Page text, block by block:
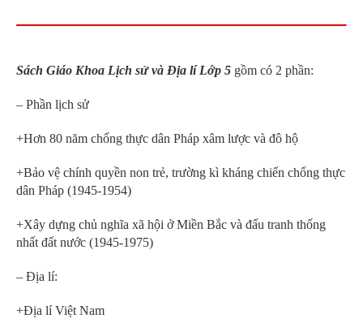
Sách Giáo Khoa Lịch sử và Địa lí Lớp 5 gồm có 2 phần:
– Phần lịch sử
+Hơn 80 năm chống thực dân Pháp xâm lược và đô hộ
+Bảo vệ chính quyền non trẻ, trường kì kháng chiến chống thực
dân Pháp (1945-1954)
+Xây dựng chủ nghĩa xã hội ở Miền Bắc và đấu tranh thống
nhất đất nước (1945-1975)
– Địa lí:
+Địa lí Việt Nam